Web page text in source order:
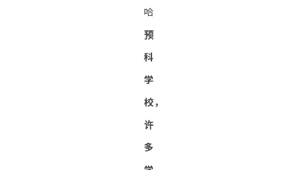
哈
预
科
学
校，
许
多